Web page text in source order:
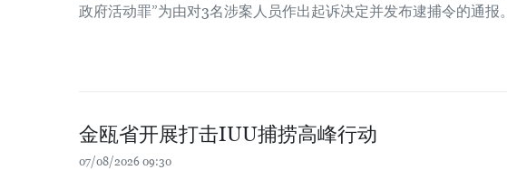
政府活动罪”为由对3名涉案人员作出起诉决定并发布逮捕令的通报。
金瓯省开展打击IUU捕捞高峰行动
07/08/2026 09:30